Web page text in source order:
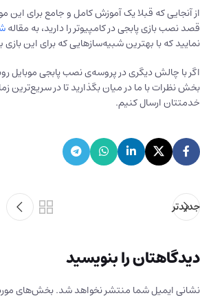
از آنجایی که قبلا یک آموزش کامل و جامع برای این
قصد نصب بازی پابجی در کامپیوتر را دارید، به مقاله
نمایید که با بهترین شبیه‌ساز‌هایی که برای این
اگر با چالش دیگری در پروسه‌ی نصب پابجی موبایل
بخش نظرات با ما در میان بگذارید تا در سریع‌ترین
خدمتتان ارسال کنیم.
جدیدتر
دیدگاهتان را بنویسید
نشانی ایمیل شما منتشر نخواهد شد.بخش‌های